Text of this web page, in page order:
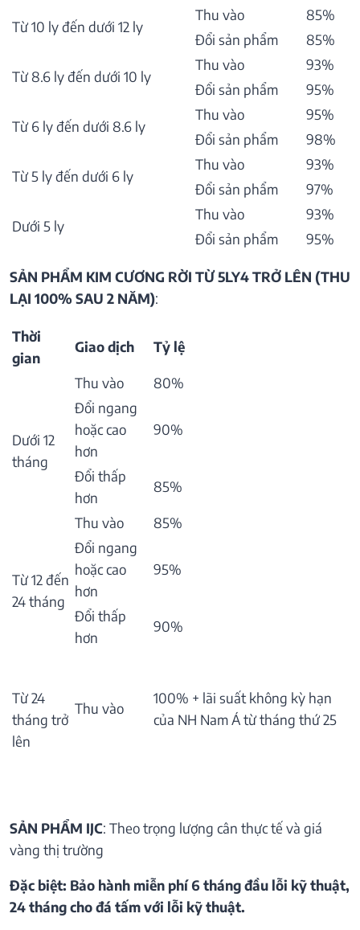
Từ 10 ly đến dưới 12 ly
Thu vào
85%
Đổi sản phẩm
85%
Từ 8.6 ly đến dưới 10 ly
Thu vào
93%
Đổi sản phẩm
95%
Từ 6 ly đến dưới 8.6 ly
Thu vào
95%
Đổi sản phẩm
98%
Từ 5 ly đến dưới 6 ly
Thu vào
93%
Đổi sản phẩm
97%
Dưới 5 ly
Thu vào
93%
Đổi sản phẩm
95%
SẢN PHẨM KIM CƯƠNG RỜI TỪ 5LY4 TRỞ LÊN (THU
LẠI 100% SAU 2 NĂM):
Thời
gian
Giao dịch Tỷ lệ
Dưới 12
tháng
Thu vào
80%
Đổi ngang
hoặc cao
hơn
90%
Đổi thấp
hơn
85%
Từ 12 đến
24 tháng
Thu vào
85%
Đổi ngang
hoặc cao
hơn
95%
Đổi thấp
hơn
90%
Từ 24
tháng trở
lên
Thu vào
100% + lãi suất không kỳ hạn
của NH Nam Á từ tháng thứ 25
SẢN PHẨM IJC: Theo trọng lượng cân thực tế và giá
vàng thị trường
Đặc biệt: Bảo hành miễn phí 6 tháng đầu lỗi kỹ thuật,
24 tháng cho đá tấm với lỗi kỹ thuật.